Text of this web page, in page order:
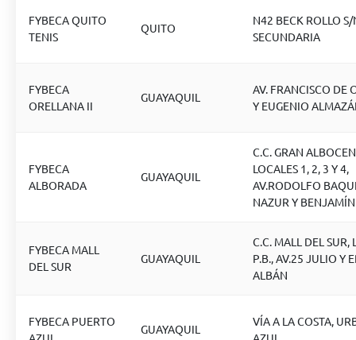
FYBECA QUITO
TENIS
QUITO
N42 BECK ROLLO S/
SECUNDARIA
FYBECA
ORELLANA II
GUAYAQUIL
AV. FRANCISCO DE
Y EUGENIO
FYBECA
ALBORADA
GUAYAQUIL
C.C. GRAN
LOCALES 1, 2, 3 Y 4,
AV.RODOLFO
NAZUR Y
FYBECA MALL
DEL SUR
GUAYAQUIL
C.C. MALL DEL SUR,
P.B., AV.25 JULIO Y
ALBÁN
FYBECA PUERTO
GUAYAQUIL
VÍA A LA COSTA,